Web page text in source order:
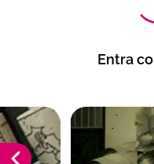
Entra